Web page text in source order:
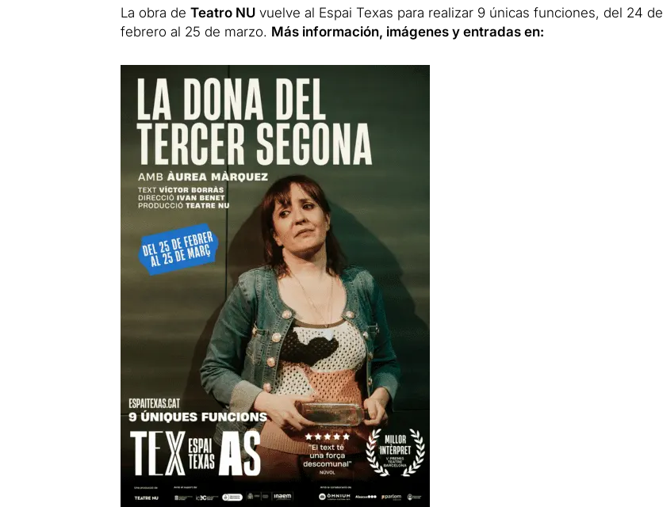
La obra de Teatro NUvuelve al Espai Texas para realizar 9 únicas funciones, del 24 de
febrero al 25 de marzo. Más información, imágenes y entradas en: